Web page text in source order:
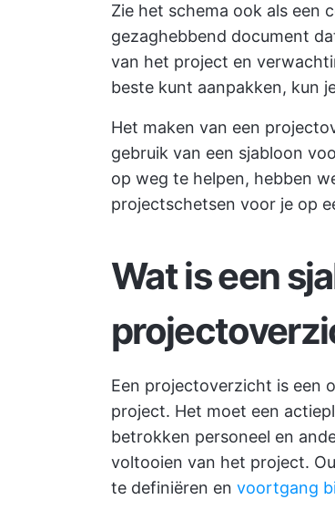
Zie het schema ook als een
gezaghebbend document
van het project en
beste kunt aanpakken, kun
Het maken van een
gebruik van een sjabloon
op weg te helpen, hebben
projectschetsen voor je op
Wat is een
Een projectoverzicht is een
project. Het moet een
betrokken personeel en
voltooien van het project.
te definiëren en voortgang